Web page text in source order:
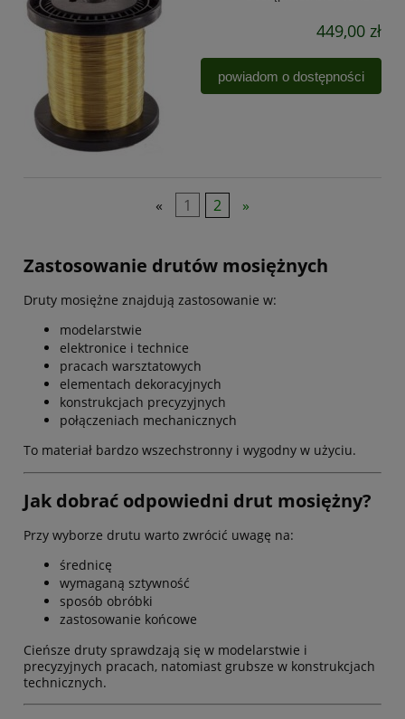
449,00 zł
powiadom o dostępności
« 1 2 »
Zastosowanie drutów mosiężnych
Druty mosiężne znajdują zastosowanie w:
modelarstwie
elektronice i technice
pracach warsztatowych
elementach dekoracyjnych
konstrukcjach precyzyjnych
połączeniach mechanicznych
To materiał bardzo wszechstronny i wygodny w użyciu.
Jak dobrać odpowiedni drut mosiężny?
Przy wyborze drutu warto zwrócić uwagę na:
średnicę
wymaganą sztywność
sposób obróbki
zastosowanie końcowe
Cieńsze druty sprawdzają się w modelarstwie i
precyzyjnych pracach, natomiast grubsze w konstrukcjach
technicznych.